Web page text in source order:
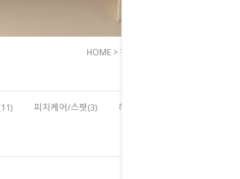
HOME > 전체상품
피지케어/스팟(3) 헤어/바디(8)